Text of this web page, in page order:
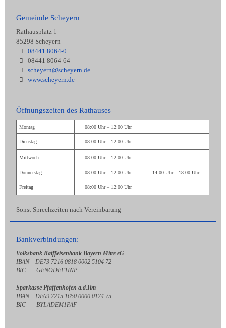
Gemeinde Scheyern
Rathausplatz 1
85298 Scheyern
08441 8064-0
08441 8064-64
scheyern@scheyern.de
www.scheyern.de
Öffnungszeiten des Rathauses
Montag 08:00 Uhr – 12:00 Uhr
Dienstag 08:00 Uhr – 12:00 Uhr
Mittwoch 08:00 Uhr – 12:00 Uhr
Donnerstag 08:00 Uhr – 12:00 Uhr 14:00 Uhr – 18:00 Uhr
Freitag 08:00 Uhr – 12:00 Uhr
Sonst Sprechzeiten nach Vereinbarung
Bankverbindungen:
Volksbank Raiffeisenbank Bayern Mitte eG
IBAN DE73 7216 0818 0002 5104 72
BIC GENODEF1INP
Sparkasse Pfaffenhofen a.d.Ilm
IBAN DE69 7215 1650 0000 0174 75
BIC BYLADEM1PAF